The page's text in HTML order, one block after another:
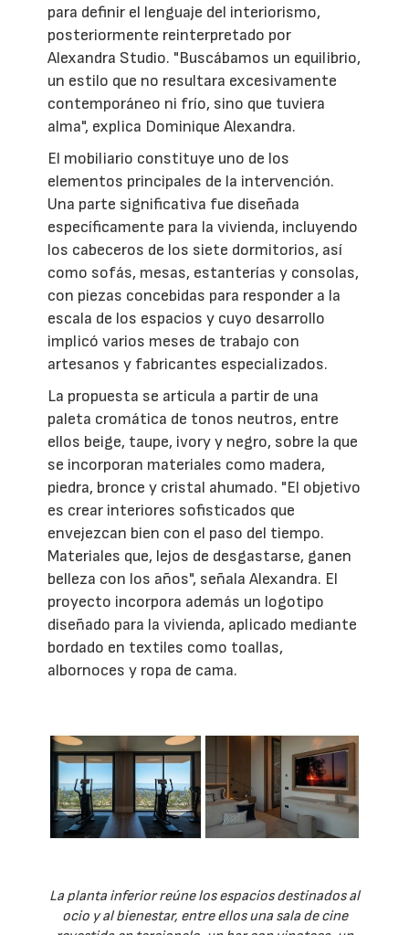
para definir el lenguaje del interiorismo,
posteriormente reinterpretado por
Alexandra Studio. "Buscábamos un equilibrio,
un estilo que no resultara excesivamente
contemporáneo ni frío, sino que tuviera
alma", explica Dominique Alexandra.
El mobiliario constituye uno de los
elementos principales de la intervención.
Una parte significativa fue diseñada
específicamente para la vivienda, incluyendo
los cabeceros de los siete dormitorios, así
como sofás, mesas, estanterías y consolas,
con piezas concebidas para responder a la
escala de los espacios y cuyo desarrollo
implicó varios meses de trabajo con
artesanos y fabricantes especializados.
La propuesta se articula a partir de una
paleta cromática de tonos neutros, entre
ellos beige, taupe, ivory y negro, sobre la que
se incorporan materiales como madera,
piedra, bronce y cristal ahumado. "El objetivo
es crear interiores sofisticados que
envejezcan bien con el paso del tiempo.
Materiales que, lejos de desgastarse, ganen
belleza con los años", señala Alexandra. El
proyecto incorpora además un logotipo
diseñado para la vivienda, aplicado mediante
bordado en textiles como toallas,
albornoces y ropa de cama.
La planta inferior reúne los espacios destinados al
ocio y al bienestar, entre ellos una sala de cine